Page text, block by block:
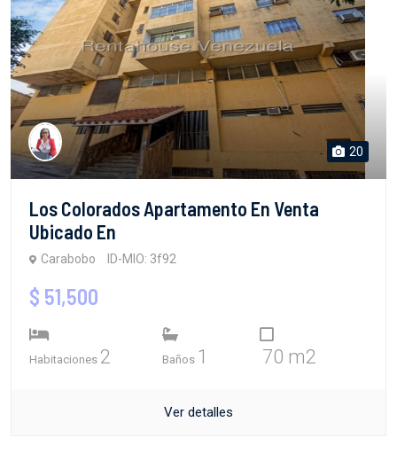
20
Los Colorados Apartamento En Venta
Ubicado En
Carabobo ID-MIO: 3f92
$ 51,500
Habitaciones 2 Baños 1 70 m2
Ver detalles